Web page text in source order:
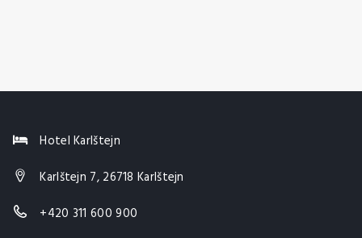
Hotel Karlštejn
Karlštejn 7, 26718 Karlštejn
+420 311 600 900